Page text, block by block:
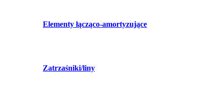
Elementy łącząco-amortyzujące
Zatrzaśniki/liny